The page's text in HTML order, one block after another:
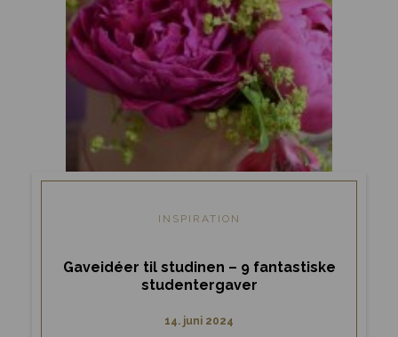
INSPIRATION
Gaveidéer til studinen – 9 fantastiske
studentergaver
14. juni 2024